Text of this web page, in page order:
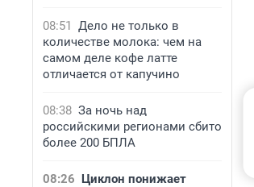
08:51 Дело не только в
количестве молока: чем на
самом деле кофе латте
отличается от капучино
08:38 За ночь над
российскими регионами сбито
более 200 БПЛА
08:26 Циклон понижает